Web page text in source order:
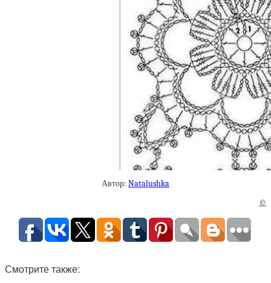
Автор: Natalushka
©
Смотрите также: